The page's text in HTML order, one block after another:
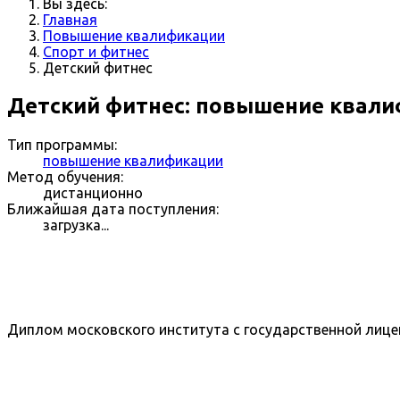
Вы здесь:
Главная
Повышение квалификации
Спорт и фитнес
Детский фитнес
Детский фитнес: повышение
Тип программы:
повышение квалификации
Метод обучения:
дистанционно
Ближайшая дата поступления:
загрузка...
Диплом московского института с государственной